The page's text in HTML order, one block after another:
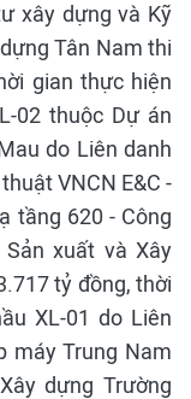
xây dựng và Kỹ
Tân Nam thi
gian thực hiện
02 thuộc Dự án
do Liên danh
VNCN E&C -
tầng 620 - Công
xuất và Xây
tỷ đồng, thời
XL-01 do Liên
máy Trung Nam
dựng Trường